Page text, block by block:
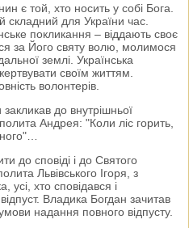
є той, хто носить у собі Бога.
для України час.
покликання – віддають своє
за Його святу волю, молимося
землі. Українська
своїм життям.
волонтерів.
до внутрішньої
Андрея: "Коли ліс горить,
до сповіді і до Святого
Львівського Ігоря, з
хто сповідався і
Владика Богдан зачитав
надання повного відпусту.